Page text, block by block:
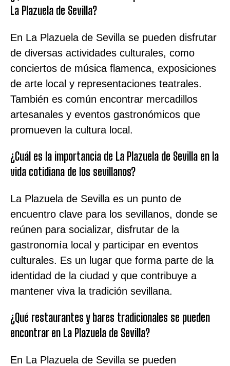
La Plazuela de Sevilla?
En La Plazuela de Sevilla se pueden disfrutar
de diversas actividades culturales, como
conciertos de música flamenca, exposiciones
de arte local y representaciones teatrales.
También es común encontrar mercadillos
artesanales y eventos gastronómicos que
promueven la cultura local.
¿Cuál es la importancia de La Plazuela de Sevilla en la
vida cotidiana de los sevillanos?
La Plazuela de Sevilla es un punto de
encuentro clave para los sevillanos, donde se
reúnen para socializar, disfrutar de la
gastronomía local y participar en eventos
culturales. Es un lugar que forma parte de la
identidad de la ciudad y que contribuye a
mantener viva la tradición sevillana.
¿Qué restaurantes y bares tradicionales se pueden
encontrar en La Plazuela de Sevilla?
En La Plazuela de Sevilla se pueden